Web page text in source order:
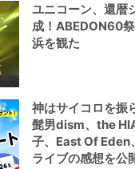
ユニコーン、還暦
成！ABEDON60
浜を観た
神はサイコロを
髭男dism、the
子、East Of Eden
ライブの感想を公